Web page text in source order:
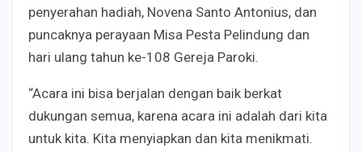
penyerahan hadiah, Novena Santo Antonius, dan
puncaknya perayaan Misa Pesta Pelindung dan
hari ulang tahun ke-108 Gereja Paroki.
“Acara ini bisa berjalan dengan baik berkat
dukungan semua, karena acara ini adalah dari kita
untuk kita. Kita menyiapkan dan kita menikmati.